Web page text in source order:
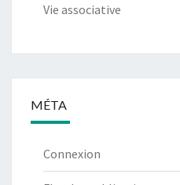
Vie associative
MÉTA
Connexion